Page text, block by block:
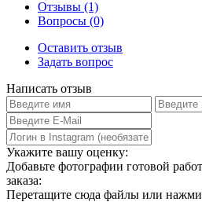
Отзывы (1)
Вопросы (0)
Оставить отзыв
Задать вопрос
Написать отзыв
Укажите вашу оценку:
Добавьте фотографии готовой
заказа:
Перетащите сюда файлы или